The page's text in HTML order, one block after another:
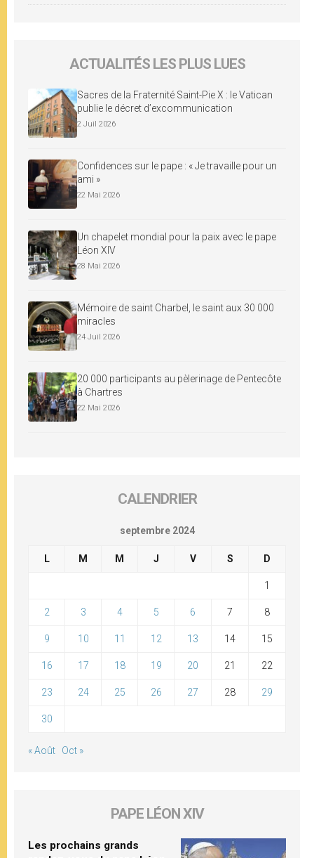
ACTUALITÉS LES PLUS LUES
Sacres de la Fraternité Saint-Pie X : le Vatican
publie le décret d’excommunication
2 Juil 2026
Confidences sur le pape : « Je travaille pour un
ami »
22 Mai 2026
Un chapelet mondial pour la paix avec le pape
Léon XIV
28 Mai 2026
Mémoire de saint Charbel, le saint aux 30 000
miracles
24 Juil 2026
20 000 participants au pèlerinage de Pentecôte
à Chartres
22 Mai 2026
CALENDRIER
septembre 2024
L M M J V S D
1
2 3 4 5 6 7 8
9 10 11 12 13 14 15
16 17 18 19 20 21 22
23 24 25 26 27 28 29
30
« Août Oct »
PAPE LÉON XIV
Les prochains grands